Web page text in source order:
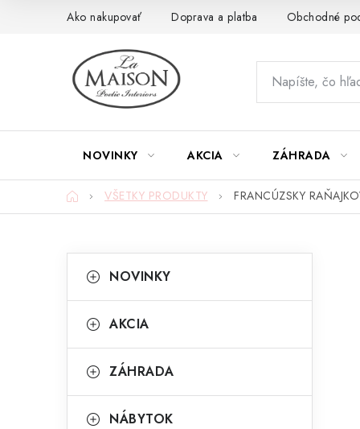
Ako nakupovať Doprava a platba Obchodné
NOVINKY AKCIA ZÁHRADA
DomovVŠETKY PRODUKTY FRANCÚZSKY
o
n
ý
kategórie
a
e
ó
NOVINKY
AKCIA
ZÁHRADA
NÁBYTOK